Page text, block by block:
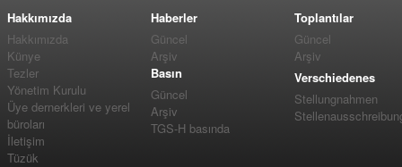
Hakkımızda
Hakkımızda
Künye
Tezler
Yönetim Kurulu
Üye dernerkleri ve yerel
büroları
İletişim
Tüzük
Haberler
Güncel
Arşiv
Basın
Güncel
Arşiv
TGS-H basında
Toplantılar
Güncel
Arşiv
Verschiedenes
Stellungnahmen